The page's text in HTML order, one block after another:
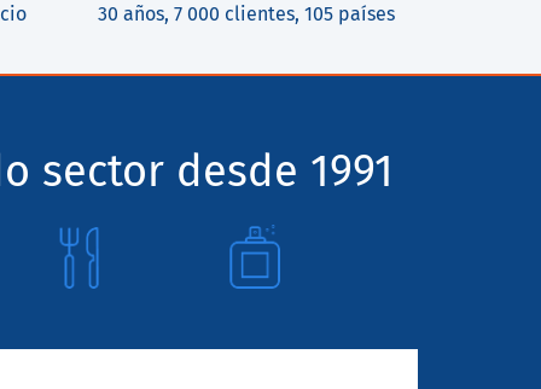
30 años, 7 000 clientes, 105 países
sector desde 1991